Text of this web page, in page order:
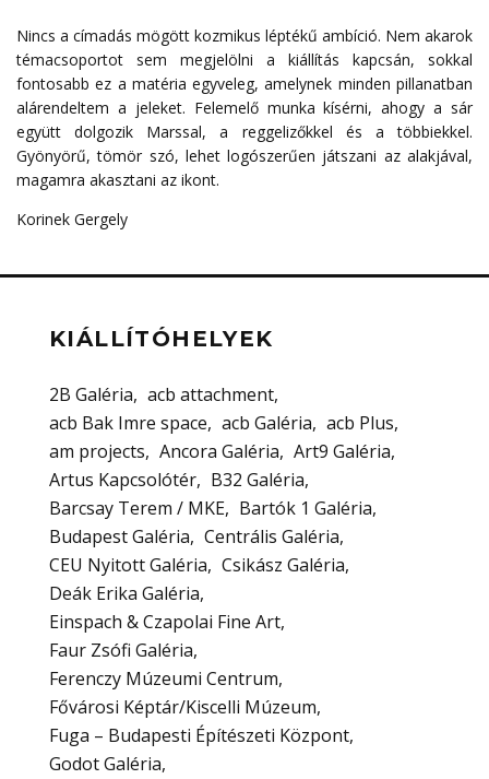
Nincs a címadás mögött kozmikus léptékű ambíció. Nem akarok
témacsoportot sem megjelölni a kiállítás kapcsán, sokkal
fontosabb ez a matéria egyveleg, amelynek minden pillanatban
alárendeltem a jeleket. Felemelő munka kísérni, ahogy a sár
együtt dolgozik Marssal, a reggelizőkkel és a többiekkel.
Gyönyörű, tömör szó, lehet logószerűen játszani az alakjával,
magamra akasztani az ikont.
Korinek Gergely
KIÁLLÍTÓHELYEK
2B Galéria
acb attachment
acb Bak Imre space
acb Galéria
acb Plus
am projects
Ancora Galéria
Art9 Galéria
Artus Kapcsolótér
B32 Galéria
Barcsay Terem / MKE
Bartók 1 Galéria
Budapest Galéria
Centrális Galéria
CEU Nyitott Galéria
Csikász Galéria
Deák Erika Galéria
Einspach & Czapolai Fine Art
Faur Zsófi Galéria
Ferenczy Múzeumi Centrum
Fővárosi Képtár/Kiscelli Múzeum
Fuga – Budapesti Építészeti Központ
Godot Galéria